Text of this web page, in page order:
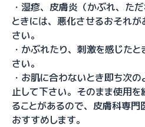
・湿疹、皮膚炎（かぶれ、た
ときには、悪化させるおそれ
さい。
・かぶれたり、刺激を感じた
さい。
・お肌に合わないとき即ち次
止して下さい。そのまま使用
ることがあるので、皮膚科専門
おすすめします。